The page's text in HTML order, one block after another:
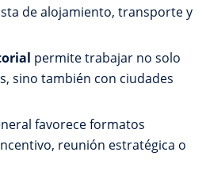
de alojamiento, transporte y
permite trabajar no solo
sino también con ciudades
favorece formatos
reunión estratégica o